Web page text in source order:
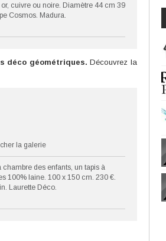
cuivre ou noire. Diamètre 44 cm 39
Cosmos. Madura.
déco géométriques. Découvrez la
la galerie
chambre des enfants, un tapis à
100% laine. 100 x 150 cm. 230 €.
Laurette Déco.